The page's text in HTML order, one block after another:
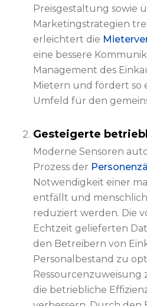
Preisgestaltung sowie
Marketingstrategien
erleichtert die
eine bessere
Management des
Mietern und fördert so
Umfeld für den
Gesteigerte
Moderne Sensoren
Prozess der
Notwendigkeit einer
entfällt und
reduziert werden. Die
Echtzeit gelieferten
den Betreibern von
Personalbestand zu
Ressourcenzuweisung
die betriebliche